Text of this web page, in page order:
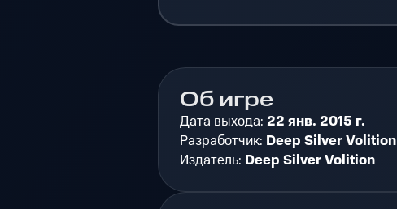
Об игре
Дата выхода: 22 янв. 2015 г.
Разработчик: Deep Silver Volition
Издатель: Deep Silver Volition